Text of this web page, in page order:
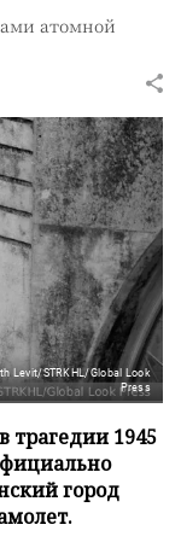
атомной
Levit/STRKHL/Global Look
Press
трагедии 1945
город